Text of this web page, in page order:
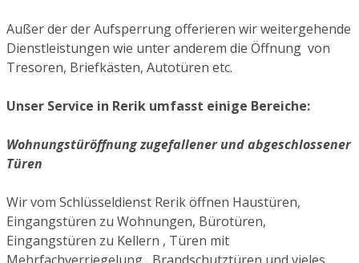
Außer der der Aufsperrung offerieren wir weitergehende
Dienstleistungen wie unter anderem die Öffnung von
Tresoren, Briefkästen, Autotüren etc.
Unser Service in Rerik umfasst einige Bereiche:
Wohnungstüröffnung zugefallener und abgeschlossener
Türen
Wir vom Schlüsseldienst Rerik öffnen Haustüren,
Eingangstüren zu Wohnungen, Bürotüren,
Eingangstüren zu Kellern , Türen mit